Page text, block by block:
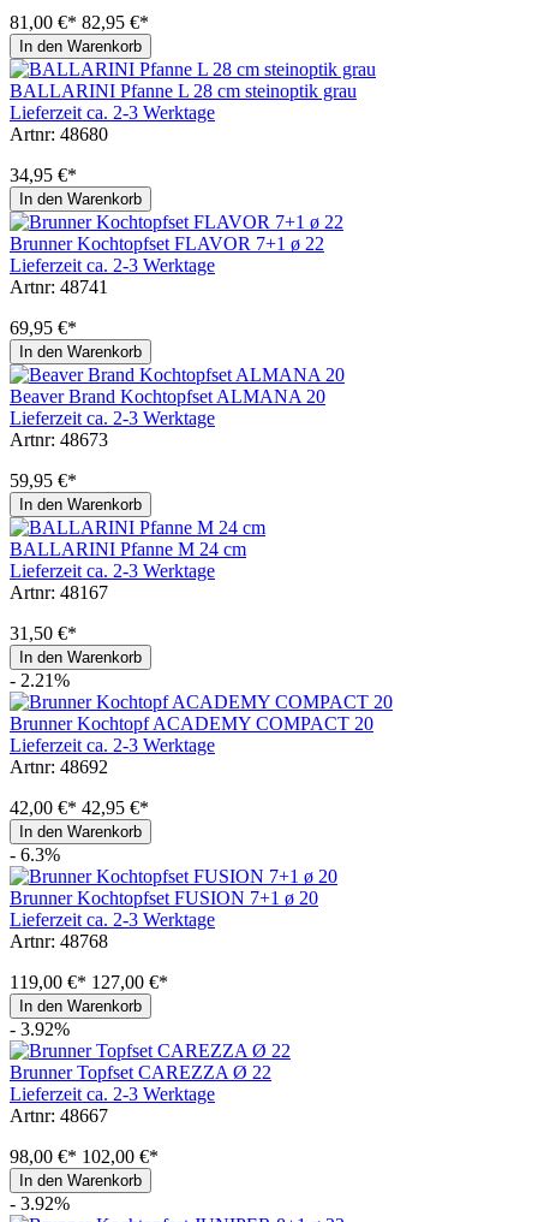
81,00 €* 82,95 €*
In den Warenkorb
BALLARINI Pfanne L 28 cm steinoptik grau
Lieferzeit ca. 2-3 Werktage
Artnr: 48680
34,95 €*
In den Warenkorb
Brunner Kochtopfset FLAVOR 7+1 ø 22
Lieferzeit ca. 2-3 Werktage
Artnr: 48741
69,95 €*
In den Warenkorb
Beaver Brand Kochtopfset ALMANA 20
Lieferzeit ca. 2-3 Werktage
Artnr: 48673
59,95 €*
In den Warenkorb
BALLARINI Pfanne M 24 cm
Lieferzeit ca. 2-3 Werktage
Artnr: 48167
31,50 €*
In den Warenkorb
- 2.21%
Brunner Kochtopf ACADEMY COMPACT 20
Lieferzeit ca. 2-3 Werktage
Artnr: 48692
42,00 €* 42,95 €*
In den Warenkorb
- 6.3%
Brunner Kochtopfset FUSION 7+1 ø 20
Lieferzeit ca. 2-3 Werktage
Artnr: 48768
119,00 €* 127,00 €*
In den Warenkorb
- 3.92%
Brunner Topfset CAREZZA Ø 22
Lieferzeit ca. 2-3 Werktage
Artnr: 48667
98,00 €* 102,00 €*
In den Warenkorb
- 3.92%